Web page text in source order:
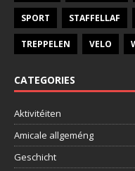
SPORT STAFFELLAF
TREPPELEN VELO
CATEGORIES
Aktivitéiten
Amicale allgeméng
Geschicht